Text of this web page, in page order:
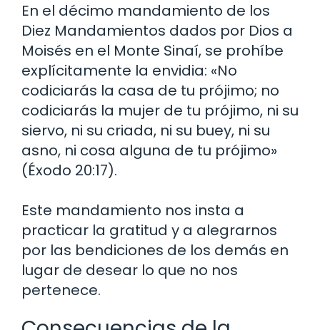
En el décimo mandamiento de los
Diez Mandamientos dados por Dios a
Moisés en el Monte Sinaí, se prohíbe
explícitamente la envidia: «No
codiciarás la casa de tu prójimo; no
codiciarás la mujer de tu prójimo, ni su
siervo, ni su criada, ni su buey, ni su
asno, ni cosa alguna de tu prójimo»
(Éxodo 20:17).
Este mandamiento nos insta a
practicar la gratitud y a alegrarnos
por las bendiciones de los demás en
lugar de desear lo que no nos
pertenece.